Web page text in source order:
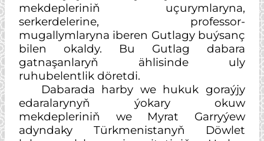
mekdepleriniň uçurymlaryna,
serkerdelerine, professor-
mugallymlaryna iberen Gutlagy buýsanç
bilen okaldy. Bu Gutlag dabara
gatnaşanlaryň ählisinde uly
ruhubelentlik döretdi.
Dabarada harby we hukuk goraýjy
edaralarynyň ýokary okuw
mekdepleriniň we Myrat Garryýew
adyndaky Türkmenistanyň Döwlet